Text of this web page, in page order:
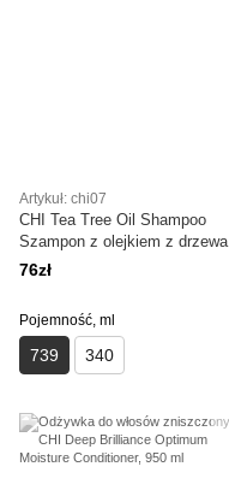
Artykuł: chi07
CHI Tea Tree Oil Shampoo
Szampon z olejkiem z drzewa
herbacianego 739 ml
76zł
Pojemność, ml
739 340